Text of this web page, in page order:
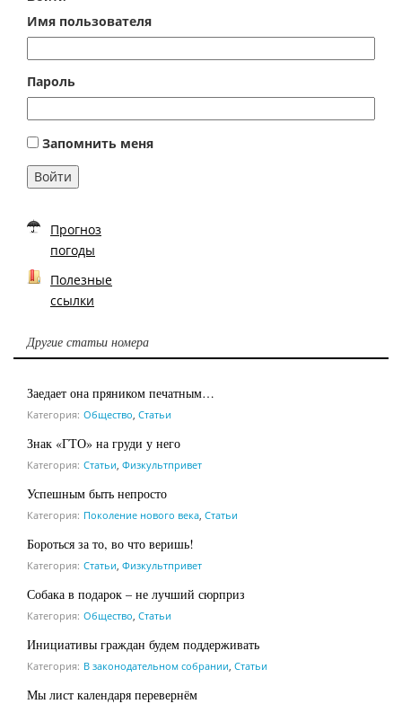
Имя пользователя
Пароль
Запомнить меня
Войти
Прогноз
погоды
Полезные
ссылки
Другие статьи номера
Заедает она пряником печатным…
Категория: Общество Статьи
Знак «ГТО» на груди у него
Категория: Статьи Физкультпривет
Успешным быть непросто
Категория: Поколение нового века Статьи
Бороться за то, во что веришь!
Категория: Статьи Физкультпривет
Собака в подарок – не лучший сюрприз
Категория: Общество Статьи
Инициативы граждан будем поддерживать
Категория: В законодательном собрании Статьи
Мы лист календаря перевернём